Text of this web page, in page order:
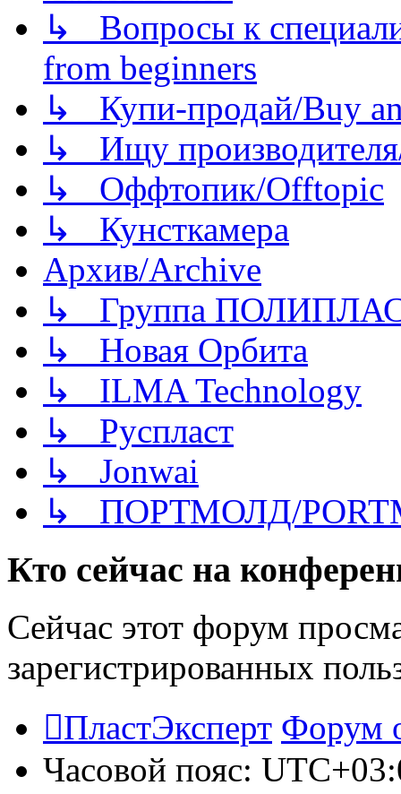
↳ Вопросы к
from beginners
↳ Купи-продай/Buy
↳ Ищу
↳ Оффтопик/Offtopic
↳ Кунсткамера
Архив/Archive
↳ Группа
↳ Новая Орбита
↳ ILMA Technology
↳ Руспласт
↳ Jonwai
↳ ПОРТМОЛД/
Кто сейчас на
Сейчас этот форум
зарегистрированных
ПластЭксперт Форум
Часовой пояс: